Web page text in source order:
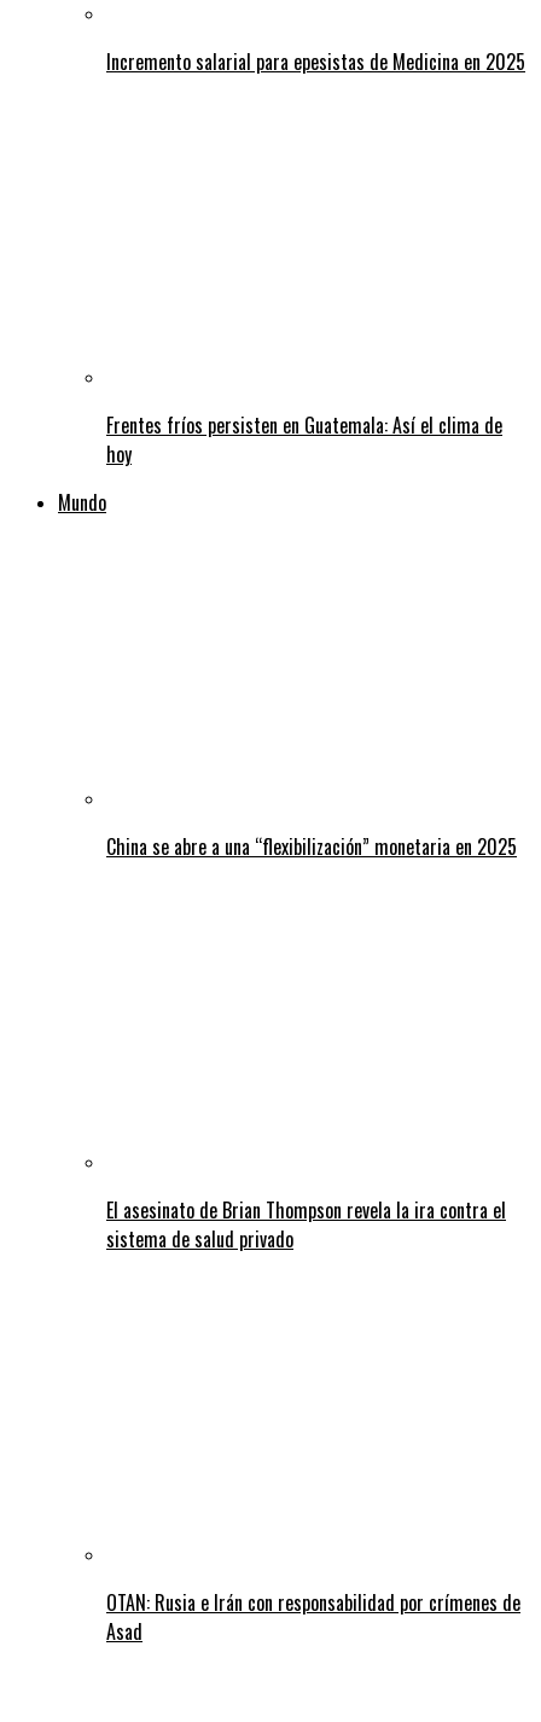
Incremento salarial para epesistas de Medicina en 2025
Frentes fríos persisten en Guatemala: Así el clima de
hoy
Mundo
China se abre a una “flexibilización” monetaria en 2025
El asesinato de Brian Thompson revela la ira contra el
sistema de salud privado
OTAN: Rusia e Irán con responsabilidad por crímenes de
Asad